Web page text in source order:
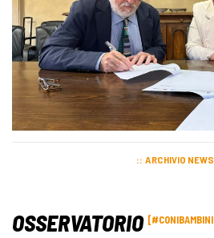
ARCHIVIO NEWS
OSSERVATORIO #CONIBAMBINI